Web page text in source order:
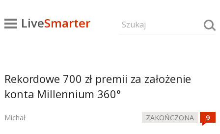
LiveSmarter
Rekordowe 700 zł premii za założenie
konta Millennium 360°
Michał ZAKOŃCZONA